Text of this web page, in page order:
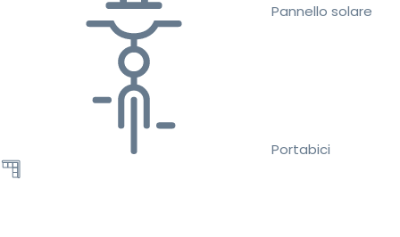
Pannello solare
Portabici